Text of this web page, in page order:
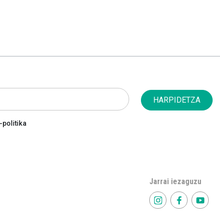
politika
HARPIDETZA
Jarrai iezaguzu